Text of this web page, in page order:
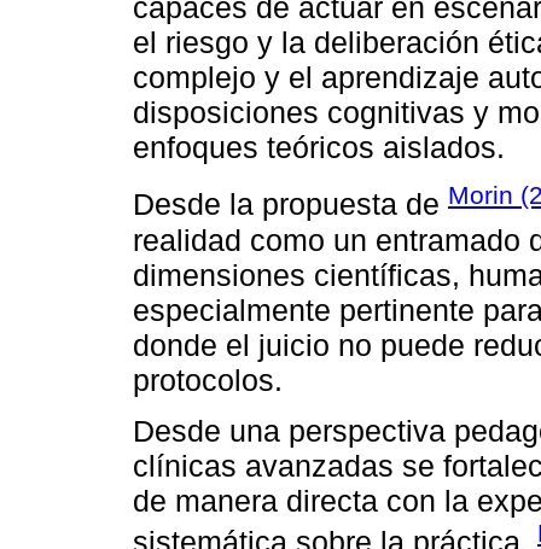
capaces de actuar en
el riesgo y la deliberación
complejo y el aprendizaje
disposiciones cognitivas y
enfoques teóricos aislados.
Desde la propuesta de Morin
realidad como un entramado
dimensiones científicas,
especialmente pertinente
donde el juicio no puede
protocolos.
Desde una perspectiva
clínicas avanzadas se
de manera directa con la
sistemática sobre la práctica.